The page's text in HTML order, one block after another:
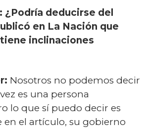
¿Podría deducirse del
en La Nación que
inclinaciones
Nosotros no podemos decir
es una persona
lo que sí puedo decir es
en el artículo, su gobierno